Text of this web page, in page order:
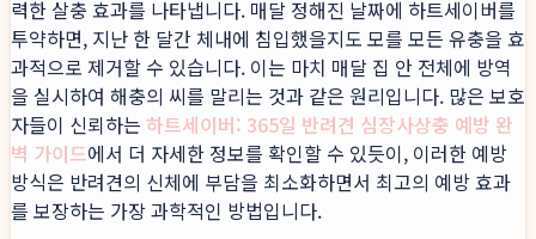
력한 살충 효과를 나타냅니다. 매달 정해진 날짜에 하트세이버를
투약하면, 지난 한 달간 체내에 침입했을지도 모를 모든 유충을 효
과적으로 제거할 수 있습니다. 이는 마치 매달 집 안 전체에 방역
을 실시하여 해충의 씨를 말리는 것과 같은 원리입니다. 많은 보호
자들이 신뢰하는 하트세이버: 365일 반려견 심장사상충 예방 완
벽 가이드에서 더 자세한 정보를 확인할 수 있듯이, 이러한 예방
방식은 반려견의 신체에 부담을 최소화하면서 최고의 예방 효과
를 보장하는 가장 과학적인 방법입니다.